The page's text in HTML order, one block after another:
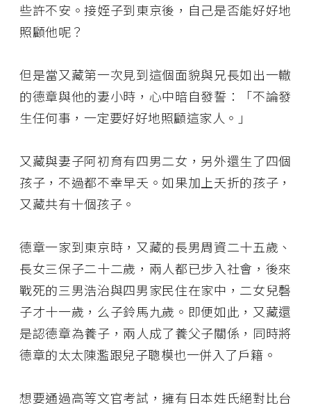
些許不安。接姪子到東京後，自己是否能好好地
照顧他呢？
但是當又藏第一次見到這個面貌與兄長如出一轍
的德章與他的妻小時，心中暗自發誓：「不論發
生任何事，一定要好好地照顧這家人。」
又藏與妻子阿初育有四男二女，另外還生了四個
孩子，不過都不幸早夭。如果加上夭折的孩子，
又藏共有十個孩子。
德章一家到東京時，又藏的長男周資二十五歲、
長女三保子二十二歲，兩人都已步入社會，後來
戰死的三男浩治與四男家民住在家中，二女兒磬
子才十一歲，么子鈴馬九歲。即便如此，又藏還
是認德章為養子，兩人成了養父子關係，同時將
德章的太太陳濫跟兒子聰模也一併入了戶籍。
想要通過高等文官考試，擁有日本姓氏絕對比台